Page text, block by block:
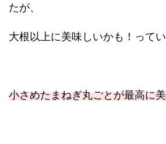
たが、
大根以上に美味しいかも！ってい
小さめたまねぎ丸ごとが最高に